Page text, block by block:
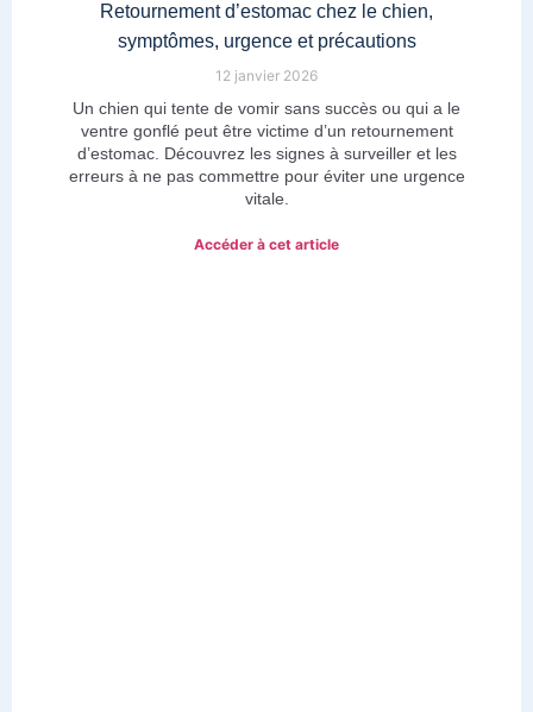
Retournement d’estomac chez le chien,
symptômes, urgence et précautions
12 janvier 2026
Un chien qui tente de vomir sans succès ou qui a le
ventre gonflé peut être victime d’un retournement
d’estomac. Découvrez les signes à surveiller et les
erreurs à ne pas commettre pour éviter une urgence
vitale.
Accéder à cet article